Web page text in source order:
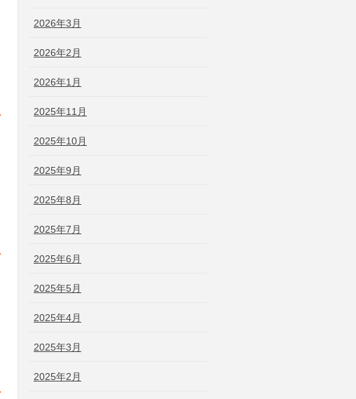
2026年3月
2026年2月
2026年1月
2025年11月
2025年10月
2025年9月
2025年8月
2025年7月
2025年6月
2025年5月
2025年4月
2025年3月
2025年2月